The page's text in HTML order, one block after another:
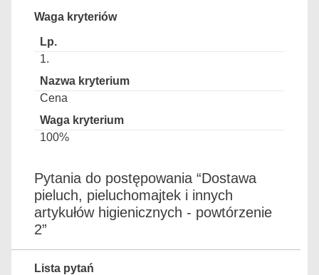
Waga kryteriów
1.
Cena
100%
Pytania do postępowania “Dostawa
pieluch, pieluchomajtek i innych
artykułów higienicznych - powtórzenie
2”
Lista pytań